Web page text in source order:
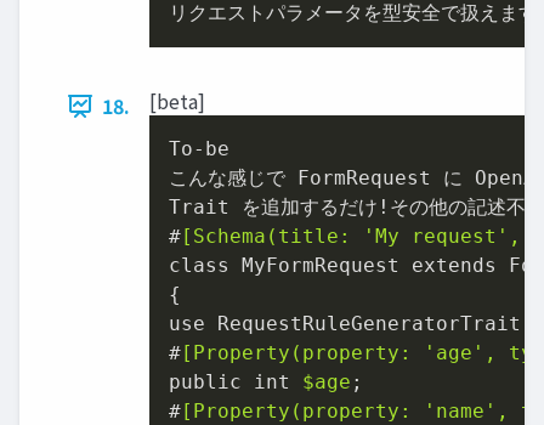
リクエストパラメータを型安全で扱えま
18. [beta]
To-be
こんな感じで FormRequest に
Trait を追加するだけ!その他の記述不要
# [Schema(title: 'My request' ,
class MyFormRequest extends
{
use
# [Property(property: 'age' ,
public int $age ;
# [Property(property: 'name' ,